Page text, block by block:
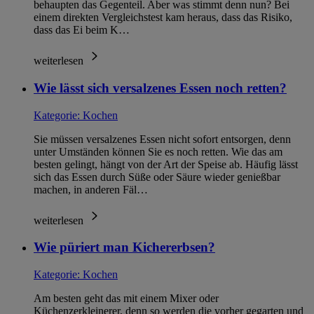
behaupten das Gegenteil. Aber was stimmt denn nun? Bei
einem direkten Vergleichstest kam heraus, dass das Risiko,
dass das Ei beim K…
weiterlesen
Wie lässt sich versalzenes Essen noch retten?
Kategorie: Kochen
Sie müssen versalzenes Essen nicht sofort entsorgen, denn
unter Umständen können Sie es noch retten. Wie das am
besten gelingt, hängt von der Art der Speise ab. Häufig lässt
sich das Essen durch Süße oder Säure wieder genießbar
machen, in anderen Fäl…
weiterlesen
Wie püriert man Kichererbsen?
Kategorie: Kochen
Am besten geht das mit einem Mixer oder
Küchenzerkleinerer, denn so werden die vorher gegarten und